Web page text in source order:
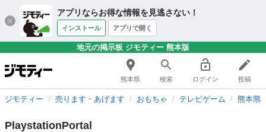
アプリならお得な情報を見逃さない！
インストール アプリで開く
地元の掲示板 ジモティー 熊本版
熊本県 検索 ログイン 投稿
ジモティー 売ります・あげます おもちゃ テレビゲーム 熊本県
PlaystationPortal